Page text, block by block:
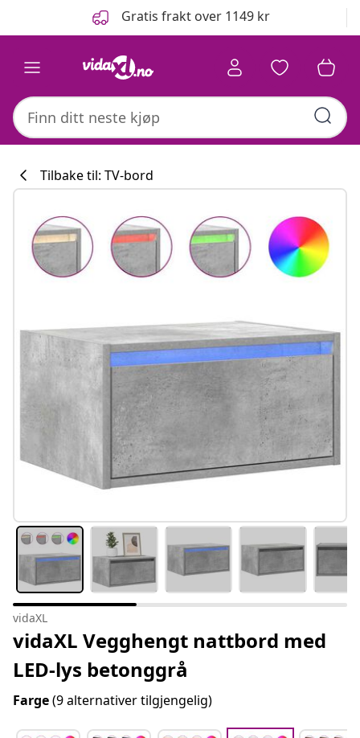
Gratis frakt over 1149 kr
Tilbake til: TV-bord
vidaXL
vidaXL Vegghengt nattbord med
LED-lys betonggrå
Farge(9 alternativer tilgjengelig)